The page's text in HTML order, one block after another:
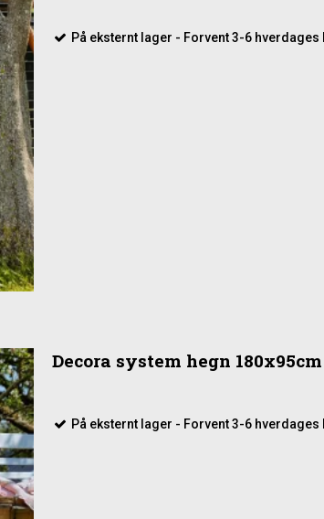
På eksternt lager - Forvent 3-6
Decora system hegn
På eksternt lager - Forvent 3-6